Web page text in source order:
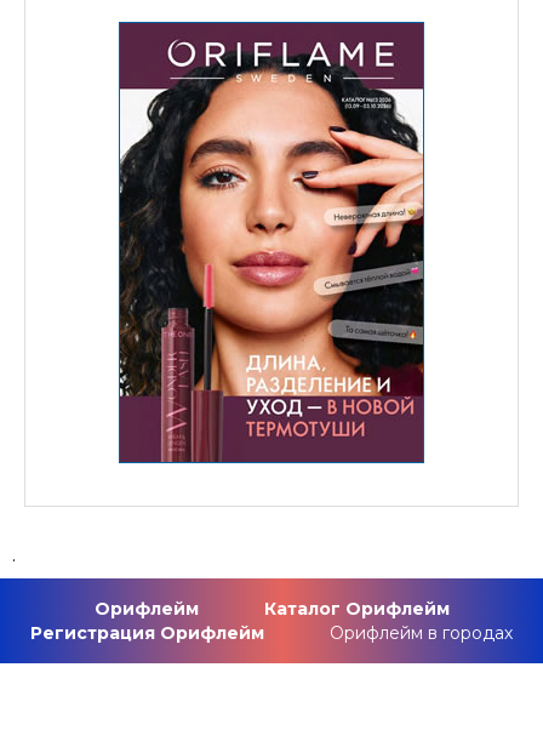
.
Орифлейм
Каталог Орифлейм
Регистрация Орифлейм
Орифлейм в городах